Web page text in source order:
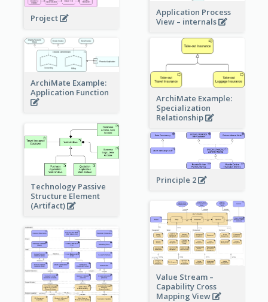
Project
Application Process
View – internals
ArchiMate Example:
Application Function
ArchiMate Example:
Specialization
Relationship
Technology Passive
Structure Element
(Artifact)
Principle 2
Value Stream –
Capability Cross
Mapping View